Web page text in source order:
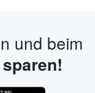
und beim